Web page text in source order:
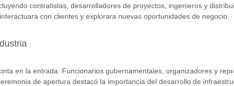
contratistas, desarrolladores de proyectos, ingenieros y
con clientes y explorara nuevas oportunidades de negocio.
en la entrada. Funcionarios gubernamentales, organizadores y
de apertura destacó la importancia del desarrollo de